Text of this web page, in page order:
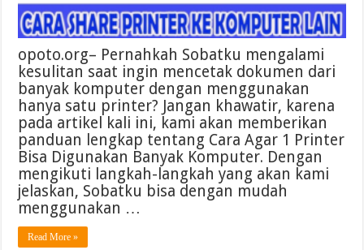
opoto.org– Pernahkah Sobatku mengalami
kesulitan saat ingin mencetak dokumen dari
banyak komputer dengan menggunakan
hanya satu printer? Jangan khawatir, karena
pada artikel kali ini, kami akan memberikan
panduan lengkap tentang Cara Agar 1 Printer
Bisa Digunakan Banyak Komputer. Dengan
mengikuti langkah-langkah yang akan kami
jelaskan, Sobatku bisa dengan mudah
menggunakan …
Read More »